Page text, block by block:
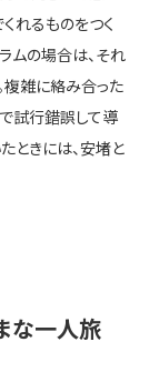
れるものをつく
ムの場合は、それ
複雑に絡み合った
で試行錯誤して導
ときには、安堵と
な一人旅